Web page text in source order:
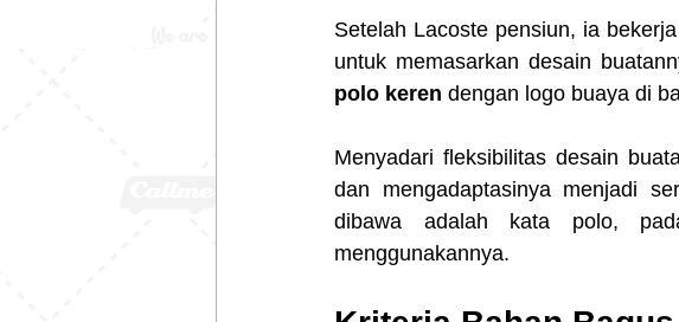
Setelah Lacoste pensiun, ia
untuk memasarkan desain
polo keren dengan logo buaya di
Menyadari fleksibilitas desain
dan mengadaptasinya menjadi
dibawa adalah kata polo,
menggunakannya.